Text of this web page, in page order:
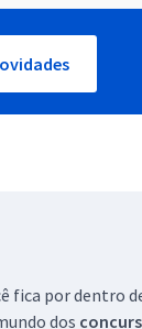
fica por dentro
dos